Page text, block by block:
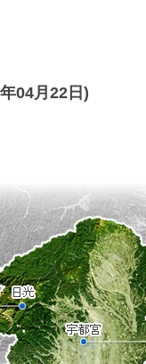
04月22日)